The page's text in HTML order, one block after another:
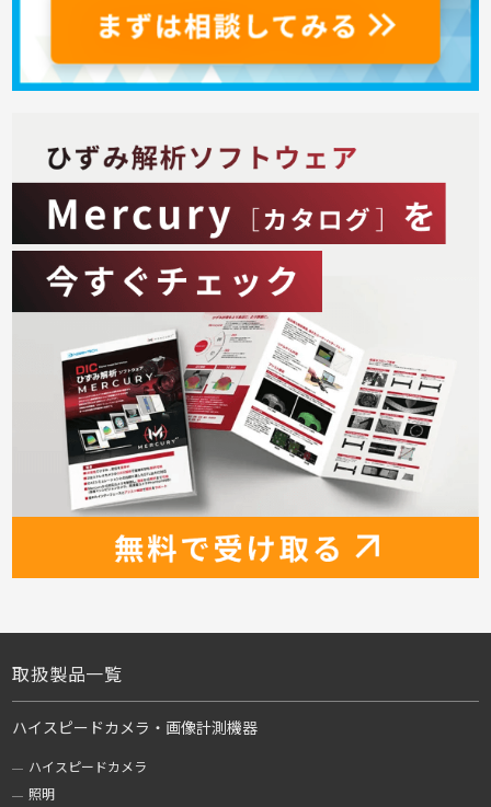
取扱製品一覧
ハイスピードカメラ・画像計測機器
ハイスピードカメラ
照明